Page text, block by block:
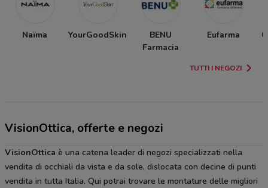
Naïma YourGoodSkin
BENU
Farmacia
Eufarma
TUTTI I NEGOZI
VisionOttica, offerte e negozi
VisionOttica è una catena leader di negozi specializzati nella
vendita di occhiali da vista e da sole, dislocata con decine di punti
vendita in tutta Italia. Qui potrai trovare le montature delle migliori